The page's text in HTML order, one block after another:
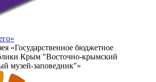
«Государственное бюджетное
Крым "Восточно-крымский
музей-заповедник"»